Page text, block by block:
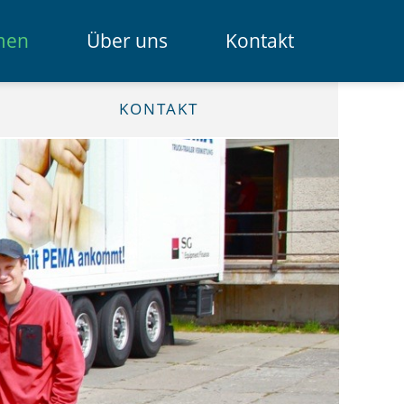
Über uns
Das Spendenportal
Die Bank
Das Team
Erklärfilme
Registrierung für Institutionen
Kontakt
Kontakt
KONTAKT